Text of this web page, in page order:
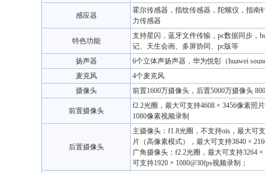
感应器
霍尔传感器，指纹传感器，陀螺仪，指南
力传感器
特色功能
支持星闪，蓝牙文件传输，pc数据同步，
记、天生会画、多屏协同、pc版等
扬声器
6个立体声扬声器，华为悦彰（huawei
麦克风
4个麦克风
摄像头
前置1600万摄像头，后置5000万摄像头
前置摄像头
f2.2光圈，最大可支持4608 × 3456像素照
1080像素视频录制
后置摄像头
主摄像头：f1.8光圈，不支持ois，最大可
片（高像素模式），最大可支持3840 ×
广角摄像头：f2.2光圈，最大可支持3264
可支持1920 × 1080@30fps视频录制；